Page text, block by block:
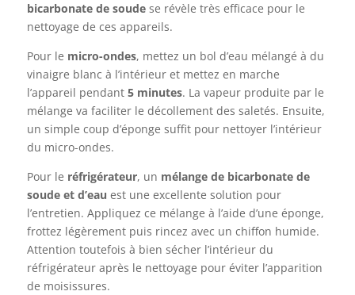
bicarbonate de soudese révèle très efficace pour le
nettoyage de ces appareils.
Pour le micro-ondes, mettez un bol d’eau mélangé à du
vinaigre blanc à l’intérieur et mettez en marche
l’appareil pendant 5 minutes. La vapeur produite par le
mélange va faciliter le décollement des saletés. Ensuite,
un simple coup d’éponge suffit pour nettoyer l’intérieur
du micro-ondes.
Pour le réfrigérateur, un mélange de bicarbonate de
soude et d’eau est une excellente solution pour
l’entretien. Appliquez ce mélange à l’aide d’une éponge,
frottez légèrement puis rincez avec un chiffon humide.
Attention toutefois à bien sécher l’intérieur du
réfrigérateur après le nettoyage pour éviter l’apparition
de moisissures.